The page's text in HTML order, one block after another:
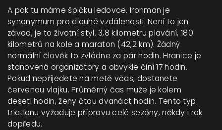
A pak tu máme špičku ledovce.Ironman je
synonymum pro dlouhé vzdálenosti. Není to jen
závod, je to životní styl. 3,8 kilometru plavání, 180
kilometrů na kole a maraton (42,2 km). Žádný
normální člověk to zvládne za pár hodin. Hranice je
stanovená organizátory a obvykle činí 17 hodin.
Pokud nepřijedete na metě včas, dostanete
červenou vlajku. Průměrný čas muže je kolem
deseti hodin, ženy čtou dvanáct hodin. Tento typ
triatlonu vyžaduje přípravu celé sezóny, někdy i rok
dopředu.